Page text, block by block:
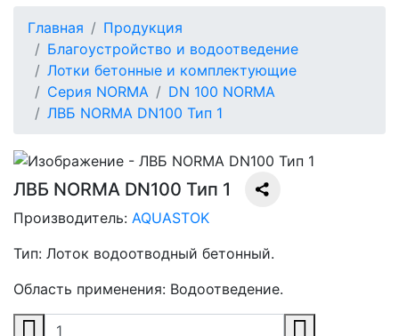
Главная
Продукция
Благоустройство и водоотведение
Лотки бетонные и комплектующие
Серия NORMA
DN 100 NORMA
ЛВБ NORMA DN100 Тип 1
ЛВБ NORMA DN100 Тип 1
Производитель: AQUASTOK
Тип: Лоток водоотводный бетонный.
Область применения: Водоотведение.